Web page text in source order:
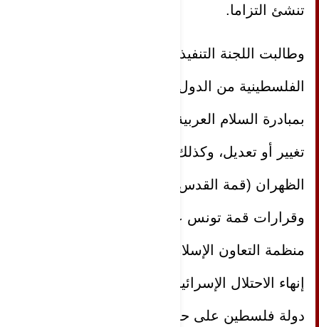
تنشئ التزاما.
وطالبت اللجنة التنفيذية لمنظمة التحرير
الفلسطينية من الدول العربية التمسك
تغيير أو تعديل، وكذلك قرارات قمة
إنهاء الاحتلال الإسرائيلي وتجسيد استقلال